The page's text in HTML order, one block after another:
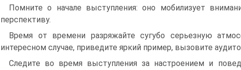
Помните о начале выступления: оно мобилизует
перспективу.
Время от времени разряжайте сугубо серьезную
интересном случае, приведите яркий пример, вызовите
Следите во время выступления за настроением и